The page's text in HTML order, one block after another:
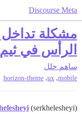
Discourse Meta
مشكلة تداخل
الرأس في ثيم Horizon على الجوال
ساهم خلل
mobile
,
ux
,
horizon-theme
(serkhelesheyi)